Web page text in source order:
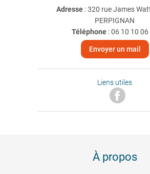
Adresse : 320 rue James
PERPIGNAN
Téléphone:06 10 10 06
Envoyer un mail
Liens utiles
À propos